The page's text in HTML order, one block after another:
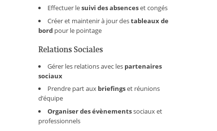
Effectuer lesuivi des absenceset congés
Créer et maintenir à jour destableaux de
bord pour le pointage
Relations Sociales
Gérer les relations avec les partenaires
sociaux
Prendre part aux briefingset réunions
d’équipe
Organiser des évènementssociaux et
professionnels